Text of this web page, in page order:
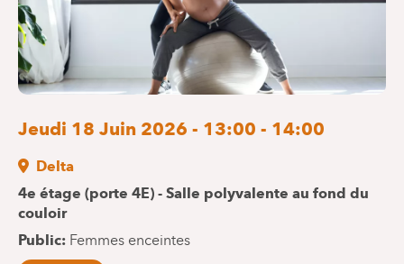
Jeudi 18 Juin 2026 - 13:00 - 14:00
Delta
4e étage (porte 4E) - Salle polyvalente au fond du
couloir
Public Femmes enceintes